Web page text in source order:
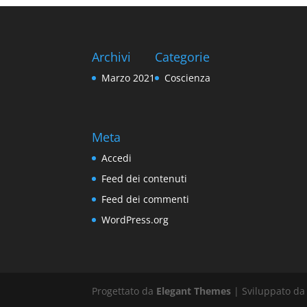
Archivi
Marzo 2021
Categorie
Coscienza
Meta
Accedi
Feed dei contenuti
Feed dei commenti
WordPress.org
Progettato da Elegant Themes | Sviluppato